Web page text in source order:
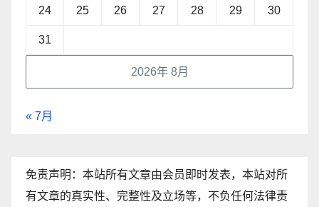
2026年 8月
24 25 26 27 28 29 30
31
« 7月
免责声明：本站所有文章由会员即时发表，本站对所
有文章的真实性、完整性及立场等，不负任何法律责